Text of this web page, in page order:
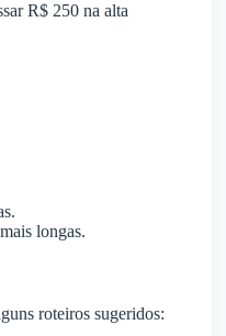
R$ 250 na alta
longas.
roteiros sugeridos: